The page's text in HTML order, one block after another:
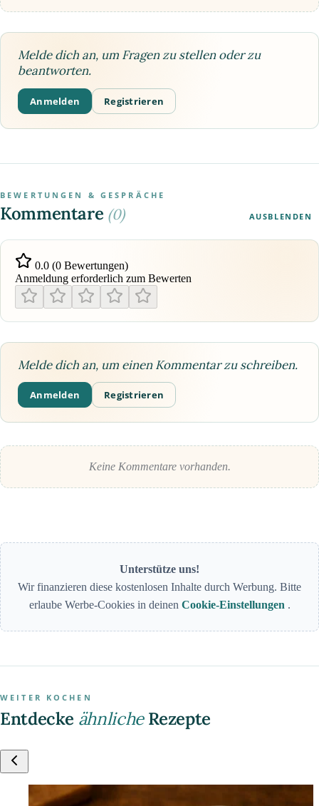
Melde dich an, um Fragen zu stellen oder zu
beantworten.
Anmelden Registrieren
BEWERTUNGEN & GESPRÄCHE
Kommentare (0) AUSBLENDEN
0.0 (0 Bewertungen)
Anmeldung erforderlich zum Bewerten
Melde dich an, um einen Kommentar zu schreiben.
Anmelden Registrieren
Keine Kommentare vorhanden.
Unterstütze uns!
Wir finanzieren diese kostenlosen Inhalte durch Werbung. Bitte
erlaube Werbe-Cookies in deinen Cookie-Einstellungen .
WEITER KOCHEN
Entdecke ähnlicheRezepte